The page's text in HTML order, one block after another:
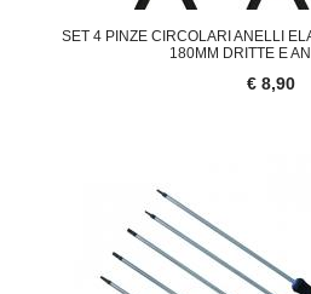
SET 4 PINZE CIRCOLARI ANELLI
180MM DRITTE E
€ 8,90